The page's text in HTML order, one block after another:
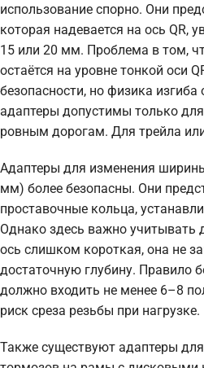
использование спорно. Они
которая надевается на ось QR,
15 или 20 мм. Проблема в том,
остаётся на уровне тонкой оси
безопасности, но физика изгиба
адаптеры допустимы только
ровным дорогам. Для трейла
Адаптеры для изменения
мм) более безопасны. Они
проставочные кольца,
Однако здесь важно учитывать
ось слишком короткая, она не
достаточную глубину. Правило
должно входить не менее 6–8
риск среза резьбы при нагрузке.
Также существуют адаптеры